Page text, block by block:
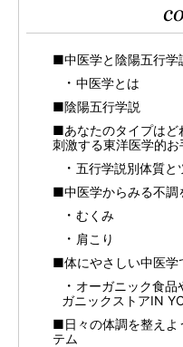
■中医学と陰陽五行学
中医学とは
■陰陽五行学説
■あなたのタイプはど
刺激する東洋医学的お
五行学説別体質と
■中医学からみる不調
むくみ
肩こり
■体にやさしい中医学
オーガニック食品
ガニックストアIN
■日々の体調を整えよ
テム